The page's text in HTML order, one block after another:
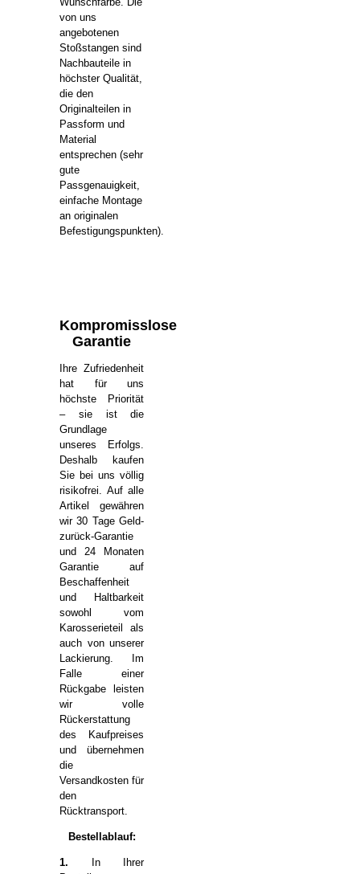
von uns
angebotenen
Stoßstangen sind
Nachbauteile in
höchster Qualität,
die den
Originalteilen in
Passform und
Material
entsprechen (sehr
gute
Passgenauigkeit,
einfache Montage
an originalen
Befestigungspunkten).
Kompromisslose
Garantie
Ihre Zufriedenheit
hat für uns
höchste Priorität
– sie ist die
Grundlage
unseres Erfolgs.
Deshalb kaufen
Sie bei uns völlig
risikofrei. Auf alle
Artikel gewähren
wir 30 Tage Geld-
zurück-Garantie
und 24 Monaten
Garantie auf
Beschaffenheit
und Haltbarkeit
sowohl vom
Karosserieteil als
auch von unserer
Lackierung. Im
Falle einer
Rückgabe leisten
wir volle
Rückerstattung
des Kaufpreises
und übernehmen
die
Versandkosten für
den
Rücktransport.
Bestellablauf:
1. In Ihrer